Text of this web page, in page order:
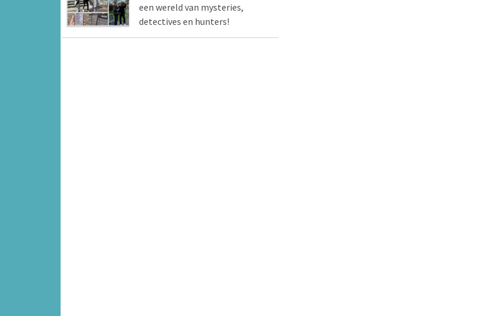
een wereld van mysteries,
detectives en hunters!